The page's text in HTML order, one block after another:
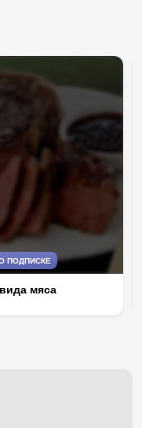
ПОДПИСКЕ
мяса